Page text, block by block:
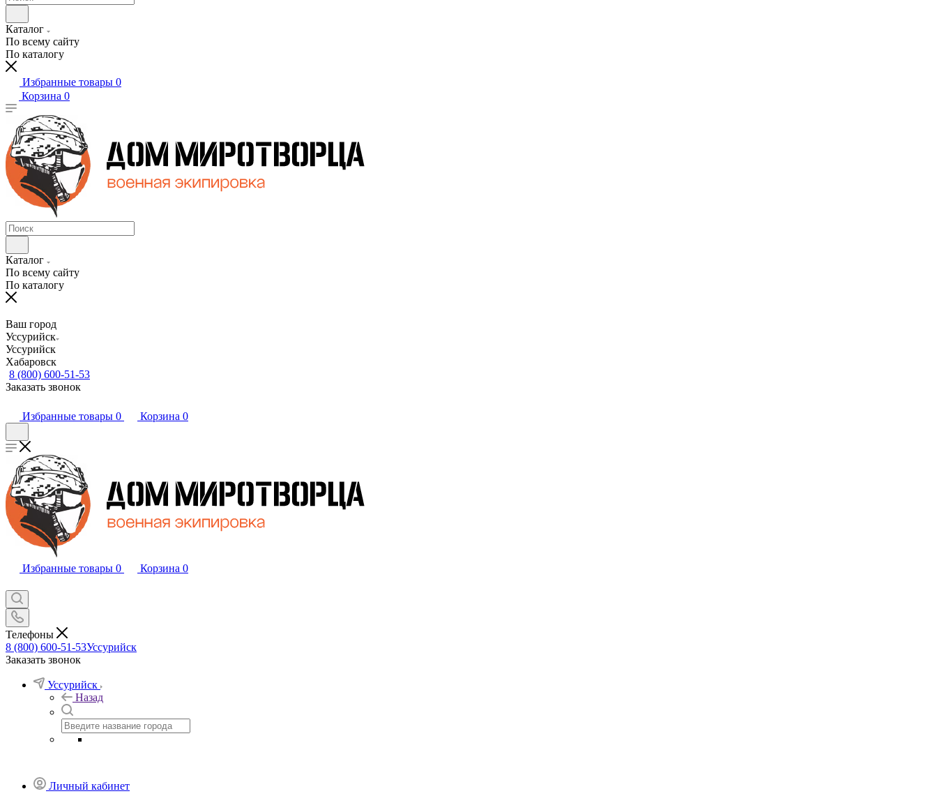
Каталог
По всему сайту
По каталогу
Избранные товары 0
Корзина 0
Каталог
По всему сайту
По каталогу
Ваш город
Уссурийск
Уссурийск
Хабаровск
8 (800) 600-51-53
Заказать звонок
Избранные товары 0 Корзина 0
Избранные товары 0 Корзина 0
Телефоны
8 (800) 600-51-53Уссурийск
Заказать звонок
Уссурийск
Назад
Личный кабинет